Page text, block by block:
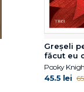
Greșeli
făcut eu
mai faci
Pooky
45.5 lei